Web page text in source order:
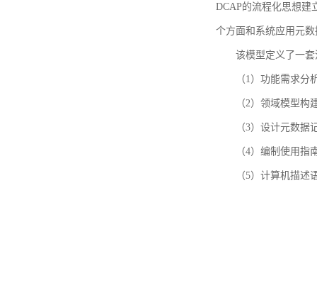
DCAP的流程化思想建
个方面和系统应用元
该模型定义了一
（1）功能需求
（2）领域模型
（3）设计元数据
（4）编制使用指
（5）计算机描述